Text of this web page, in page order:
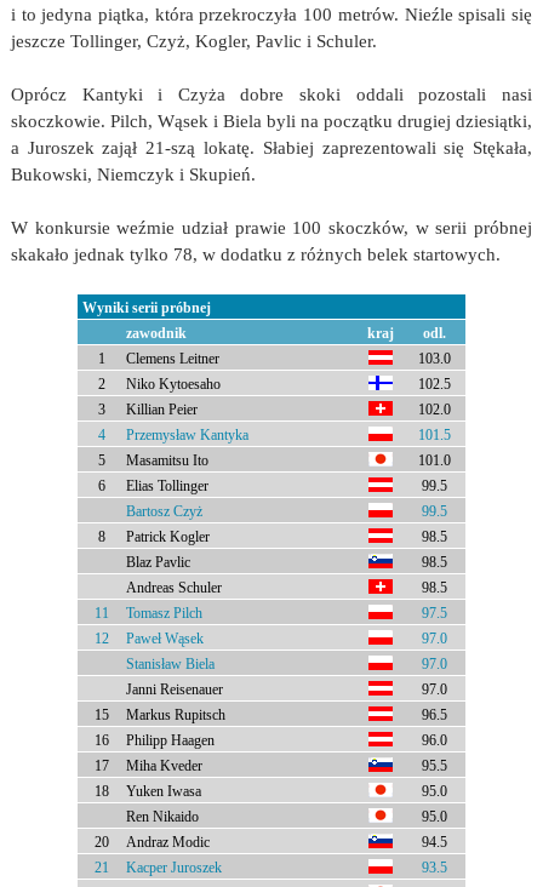
i to jedyna piątka, która przekroczyła 100 metrów. Nieźle spisali się
jeszcze Tollinger, Czyż, Kogler, Pavlic i Schuler.
Oprócz Kantyki i Czyża dobre skoki oddali pozostali nasi
skoczkowie. Pilch, Wąsek i Biela byli na początku drugiej dziesiątki,
a Juroszek zajął 21-szą lokatę. Słabiej zaprezentowali się Stękała,
Bukowski, Niemczyk i Skupień.
W konkursie weźmie udział prawie 100 skoczków, w serii próbnej
skakało jednak tylko 78, w dodatku z różnych belek startowych.
Wyniki serii próbnej
zawodnik
kraj
odl.
1
Clemens Leitner
103.0
2
Niko Kytoesaho
102.5
3
Killian Peier
102.0
4
Przemysław Kantyka
101.5
5
Masamitsu Ito
101.0
6
Elias Tollinger
99.5
Bartosz Czyż
99.5
8
Patrick Kogler
98.5
Blaz Pavlic
98.5
Andreas Schuler
98.5
11
Tomasz Pilch
97.5
12
Paweł Wąsek
97.0
Stanisław Biela
97.0
Janni Reisenauer
97.0
15
Markus Rupitsch
96.5
16
Philipp Haagen
96.0
17
Miha Kveder
95.5
18
Yuken Iwasa
95.0
Ren Nikaido
95.0
20
Andraz Modic
94.5
21
Kacper Juroszek
93.5